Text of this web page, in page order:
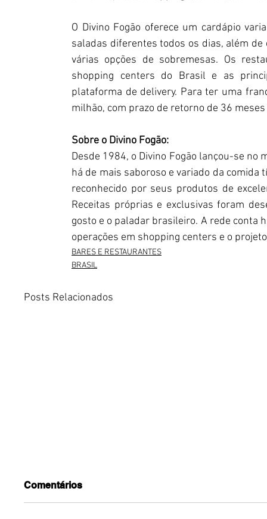
O Divino Fogão oferece um cardápio
saladas diferentes todos os dias, além
várias opções de sobremesas. Os
shopping centers do Brasil e as
plataforma de delivery. Para ter uma
milhão, com prazo de retorno de 36
Sobre o Divino Fogão:
Desde 1984, o Divino Fogão lançou-se no
há de mais saboroso e variado da comida
reconhecido por seus produtos de
Receitas próprias e exclusivas foram
gosto e o paladar brasileiro. A rede conta
operações em shopping centers e o
BARES E RESTAURANTES
BRASIL
Posts Relacionados
Comentários